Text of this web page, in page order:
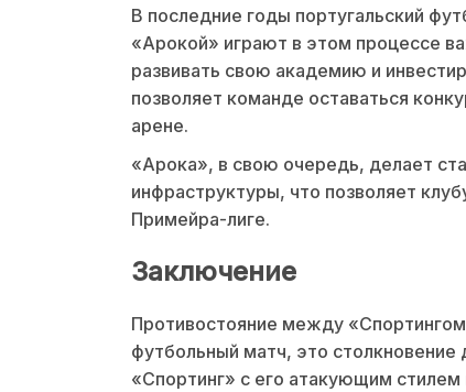
В последние годы португальский
«Арокой» играют в этом процессе
развивать свою академию и
позволяет команде оставаться
арене.
«Арока», в свою очередь, делает
инфраструктуры, что позволяет
Примейра-лиге.
Заключение
Противостояние между
футбольный матч, это
«Спортинг» с его атакующим